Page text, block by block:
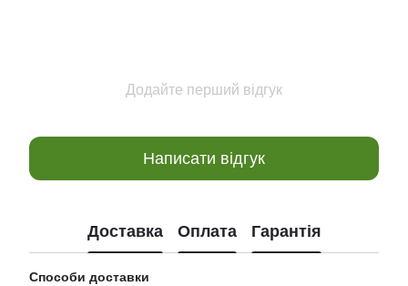
Додайте перший відгук
Написати відгук
Доставка Оплата Гарантія
Способи доставки